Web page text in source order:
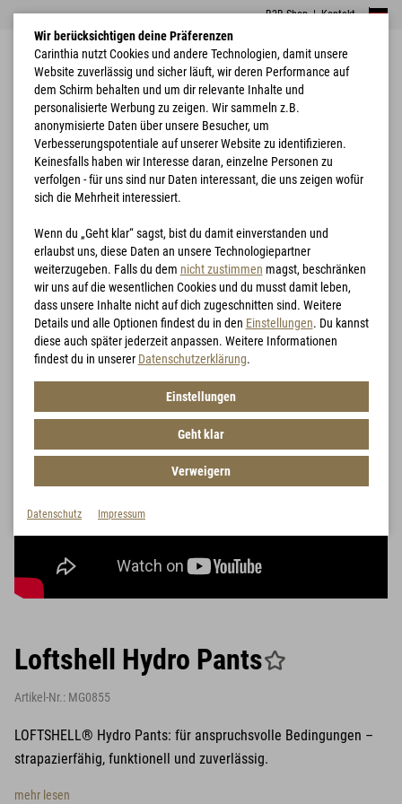
B2B Shop|Kontakt
Home Nässeschutz Loftshell Hydro Pants
Loftshell Hydro Pants
Artikel-Nr.: MG0855
LOFTSHELL® Hydro Pants: für anspruchsvolle Bedingungen –
strapazierfähig, funktionell und zuverlässig.
mehr lesen
Wir berücksichtigen deine Präferenzen
Carinthia nutzt Cookies und andere Technologien, damit unsere
Website zuverlässig und sicher läuft, wir deren Performance auf
dem Schirm behalten und um dir relevante Inhalte und
personalisierte Werbung zu zeigen. Wir sammeln z.B.
anonymisierte Daten über unsere Besucher, um
Verbesserungspotentiale auf unserer Website zu identifizieren.
Keinesfalls haben wir Interesse daran, einzelne Personen zu
verfolgen - für uns sind nur Daten interessant, die uns zeigen wofür
sich die Mehrheit interessiert.
Wenn du „Geht klar“ sagst, bist du damit einverstanden und
erlaubst uns, diese Daten an unsere Technologiepartner
weiterzugeben. Falls du dem nicht zustimmen magst, beschränken
wir uns auf die wesentlichen Cookies und du musst damit leben,
dass unsere Inhalte nicht auf dich zugeschnitten sind. Weitere
Details und alle Optionen findest du in den Einstellungen. Du kannst
diese auch später jederzeit anpassen. Weitere Informationen
findest du in unserer Datenschutzerklärung.
Einstellungen
Geht klar
Verweigern
Datenschutz Impressum